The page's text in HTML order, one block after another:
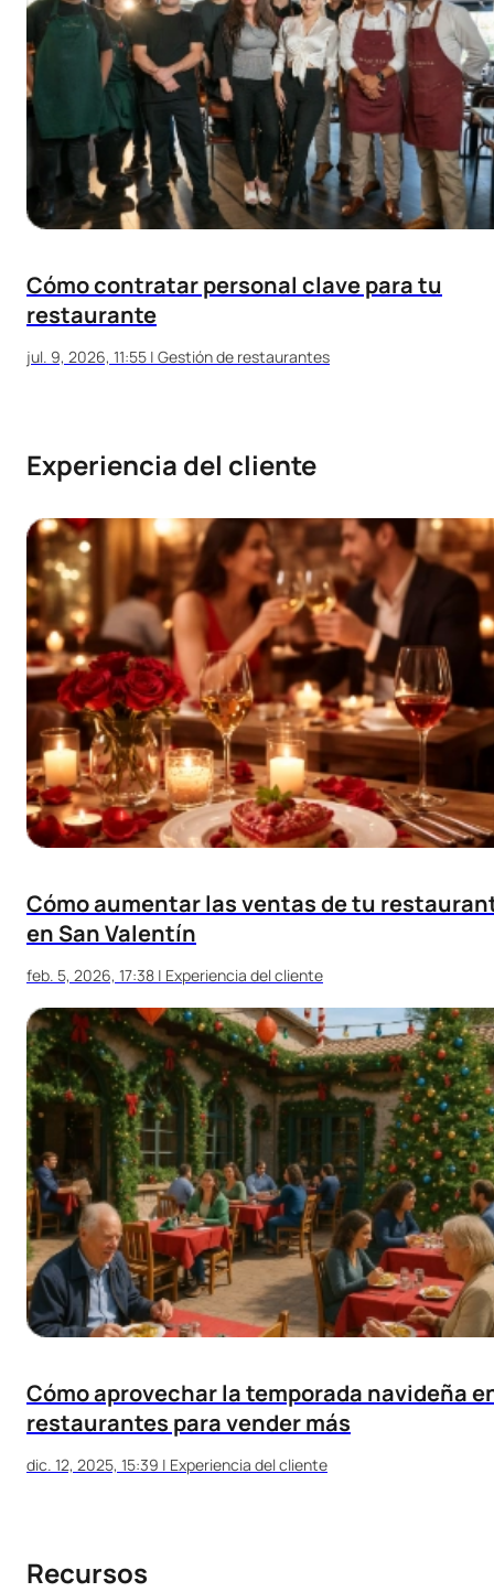
Cómo contratar personal clave para tu
restaurante
jul. 9, 2026, 11:55 | Gestión de restaurantes
Experiencia del cliente
Cómo aumentar las ventas de tu
en San Valentín
feb. 5, 2026, 17:38 | Experiencia del cliente
Cómo aprovechar la temporada navideña
restaurantes para vender más
dic. 12, 2025, 15:39 | Experiencia del cliente
Recursos